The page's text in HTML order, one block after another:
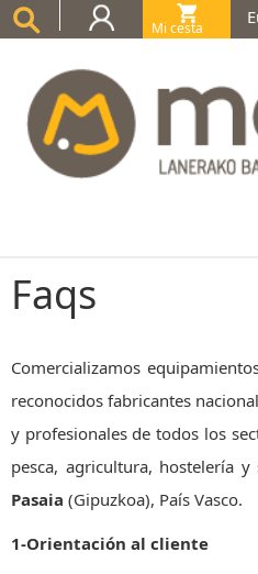
Mi cesta
(0)
Faqs
Comercializamos
reconocidos fabricantes
y profesionales de todos los
pesca, agricultura, hostelería y
Pasaia (Gipuzkoa), País Vasco.
1-Orientación al cliente